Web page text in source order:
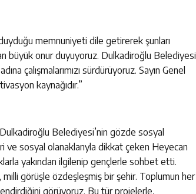
memnuniyeti dile getirerek şunları
büyük onur duyuyoruz. Dulkadiroğlu Belediyesi
çalışmalarımızı sürdürüyoruz. Sayın Genel
kaynağıdır.”
Belediyesi’nin gözde sosyal
ve sosyal olanaklarıyla dikkat çeken Heyecan
yakından ilgilenip gençlerle sohbet etti.
milli görüşle özdeşleşmiş bir şehir. Toplumun her
görüyoruz. Bu tür projelerle,